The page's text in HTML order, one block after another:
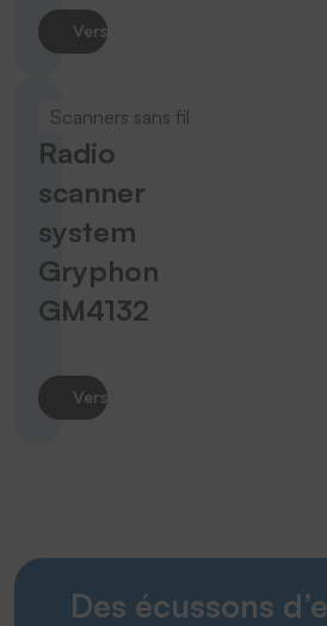
Vers le produit
Scanners sans fil
Radio
scanner
system
Gryphon
GM4132
Vers le produit
Des écussons